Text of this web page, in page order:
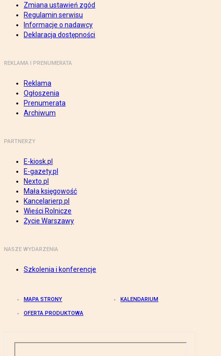
Zmiana ustawień zgód
Regulamin serwisu
Informacje o nadawcy
Deklaracja dostępności
REKLAMA I PRENUMERATA
Reklama
Ogłoszenia
Prenumerata
Archiwum
PARTNERZY
E-kiosk.pl
E-gazety.pl
Nexto.pl
Mała księgowość
Kancelarierp.pl
Wieści Rolnicze
Życie Warszawy
NASZE WYDARZENIA
Szkolenia i konferencje
MAPA STRONY KALENDARIUM
OFERTA PRODUKTOWA